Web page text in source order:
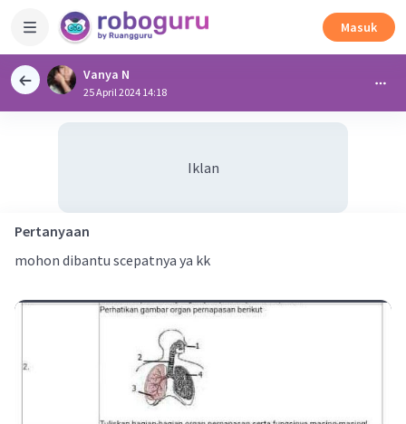
Masuk
Vanya N
25 April 2024 14:18
Iklan
Pertanyaan
mohon dibantu scepatnya ya kk